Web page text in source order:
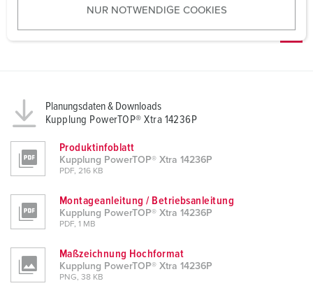
w
NUR NOTWENDIGE COOKIES
Planungsdaten & Downloads
Kupplung PowerTOP® Xtra 14236P
Produktinfoblatt
Kupplung PowerTOP® Xtra 14236P
PDF, 216 KB
Montageanleitung / Betriebsanleitung
Kupplung PowerTOP® Xtra 14236P
PDF, 1 MB
Maßzeichnung Hochformat
Kupplung PowerTOP® Xtra 14236P
PNG, 38 KB